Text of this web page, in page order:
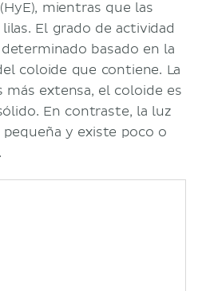
mientras que las
El grado de actividad
basado en la
coloide que contiene. La
extensa, el coloide es
En contraste, la luz
y existe poco o